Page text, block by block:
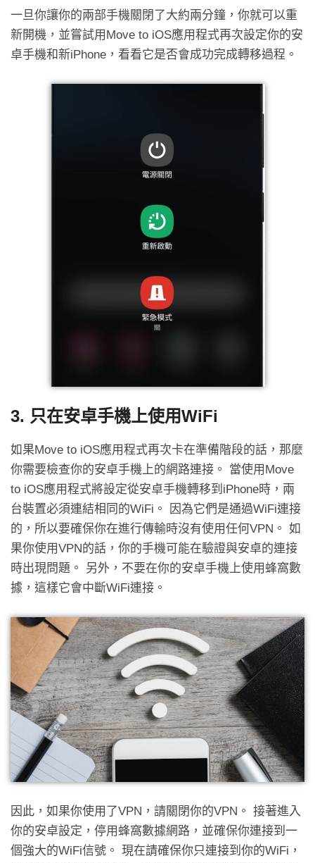
一旦你讓你的兩部手機關閉了大約兩分鐘，你就可以重
新開機，並嘗試用Move to iOS應用程式再次設定你的安
卓手機和新iPhone，看看它是否會成功完成轉移過程。
3. 只在安卓手機上使用WiFi
如果Move to iOS應用程式再次卡在準備階段的話，那麼
你需要檢查你的安卓手機上的網路連接。 當使用Move
to iOS應用程式將設定從安卓手機轉移到iPhone時，兩
台裝置必須連結相同的WiFi。 因為它們是通過WiFi連接
的，所以要確保你在進行傳輸時沒有使用任何VPN。 如
果你使用VPN的話，你的手機可能在驗證與安卓的連接
時出現問題。 另外，不要在你的安卓手機上使用蜂窩數
據，這樣它會中斷WiFi連接。
因此，如果你使用了VPN，請關閉你的VPN。 接著進入
你的安卓設定，停用蜂窩數據網路，並確保你連接到一
個強大的WiFi信號。 現在請確保你只連接到你的WiFi，